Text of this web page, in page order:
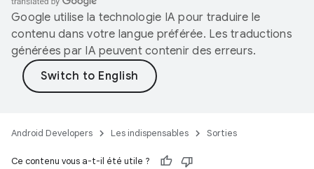
Google utilise la technologie IA pour traduire le
contenu dans votre langue préférée. Les traductions
générées par IA peuvent contenir des erreurs.
Android Developers Les indispensables Sorties
Ce contenu vous a-t-il été utile ?